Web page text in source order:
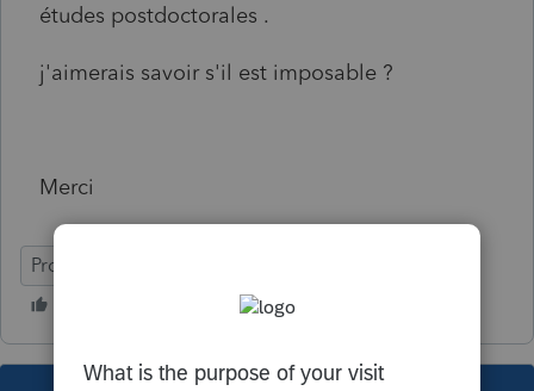
études postdoctorales .
j'aimerais savoir s'il est imposable ?
Merci
ProFile (Canada)